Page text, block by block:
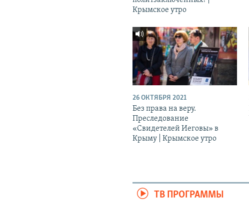
Крымское утро
26 ОКТЯБРЯ 2021
Без права на веру.
Преследование
«Свидетелей Иеговы» в
Крыму | Крымское утро
ТВ ПРОГРАММЫ